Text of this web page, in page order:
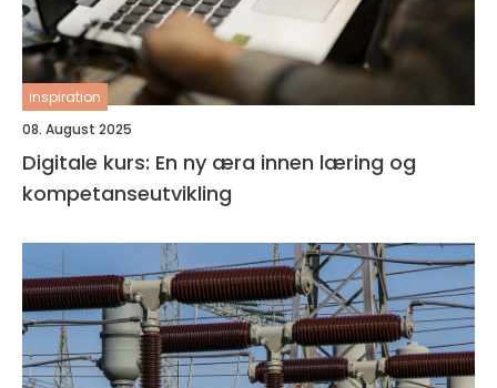
inspiration
08. August 2025
Digitale kurs: En ny æra innen læring og
kompetanseutvikling